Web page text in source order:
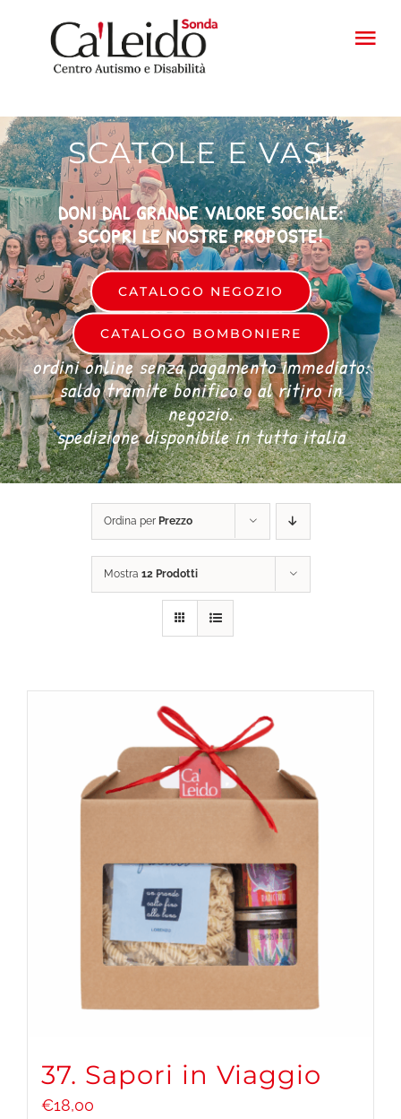
contenuto
PROGETTI
FATTORIA
PRODOTTI
CONTATTI
CASA
DONA ORA
SCATOLE E VASI
DONI DAL GRANDE VALORE SOCIALE:
SCOPRI LE NOSTRE PROPOSTE!
CATALOGO NEGOZIO
CATALOGO BOMBONIERE
ordini online senza pagamento immediato:
saldo tramite bonifico o al ritiro in
negozio.
spedizione disponibile in tutta italia
Ordina per Prezzo
Mostra 12 Prodotti
37. Sapori in Viaggio
€18,00